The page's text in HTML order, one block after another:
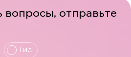
вопросы, отправьте
Гид